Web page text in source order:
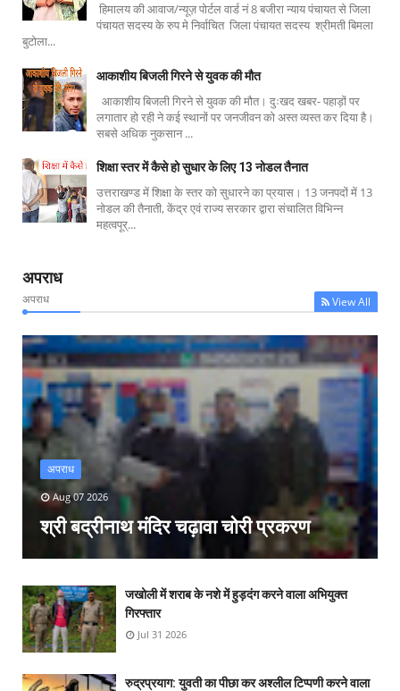
हिमालय की आवाज/न्यूज़ पोर्टल वार्ड नं 8 बजीरा न्याय पंचायत से जिला
पंचायत सदस्य के रुप मे निर्वाचित जिला पंचायत सदस्य श्रीमती बिमला
बुटोला...
आकाशीय बिजली गिरने से युवक की मौत
आकाशीय बिजली गिरने से युवक की मौत। दुःखद खबर- पहाड़ों पर
लगातार हो रही ने कई स्थानों पर जनजीवन को अस्त व्यस्त कर दिया है।
सबसे अधिक नुकसान ...
शिक्षा स्तर में कैसे हो सुधार के लिए 13 नोडल तैनात
उत्तराखण्ड में शिक्षा के स्तर को सुधारने का प्रयास। 13 जनपदों में 13
नोडल की तैनाती, केंद्र एवं राज्य सरकार द्वारा संचालित विभिन्न
महत्वपूर्...
अपराध
अपराध View All
अपराध
Aug 07 2026
श्री बद्रीनाथ मंदिर चढ़ावा चोरी प्रकरण
जखोली में शराब के नशे में हुड़दंग करने वाला अभियुक्त
गिरफ्तार
Jul 31 2026
रुद्रप्रयाग: युवती का पीछा कर अश्लील टिप्पणी करने वाला